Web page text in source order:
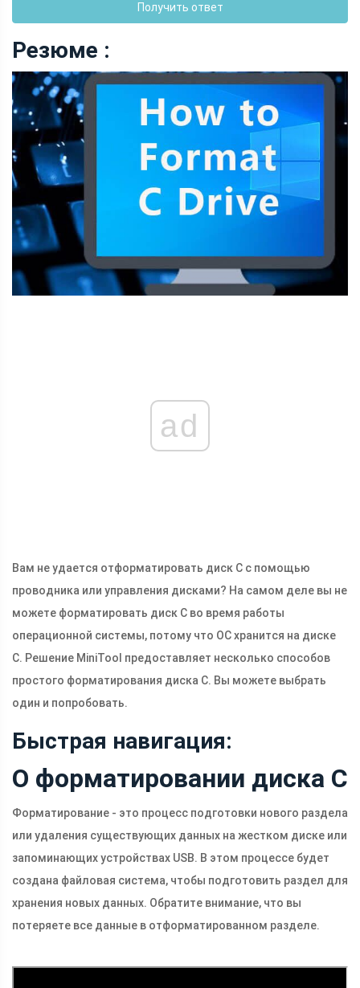
Получить ответ
Резюме :
ad
Вам не удается отформатировать диск C с помощью
проводника или управления дисками? На самом деле вы не
можете форматировать диск C во время работы
операционной системы, потому что ОС хранится на диске
C. Решение MiniTool предоставляет несколько способов
простого форматирования диска C. Вы можете выбрать
один и попробовать.
Быстрая навигация:
О форматировании диска C
Форматирование - это процесс подготовки нового раздела
или удаления существующих данных на жестком диске или
запоминающих устройствах USB. В этом процессе будет
создана файловая система, чтобы подготовить раздел для
хранения новых данных. Обратите внимание, что вы
потеряете все данные в отформатированном разделе.